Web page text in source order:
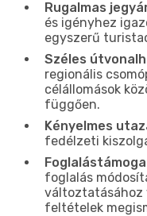
Rugalmas
és igényhez
egyszerű
Széles
regionális
célállomások
függően.
Kényelmes
fedélzeti
foglalás
változtatásához
feltételek